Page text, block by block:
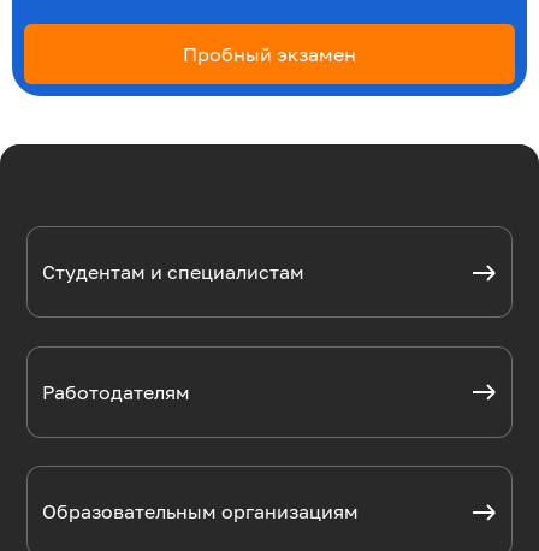
Пробный экзамен
Студентам и специалистам
Работодателям
Образовательным организациям